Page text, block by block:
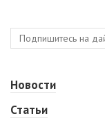
Новости
Статьи